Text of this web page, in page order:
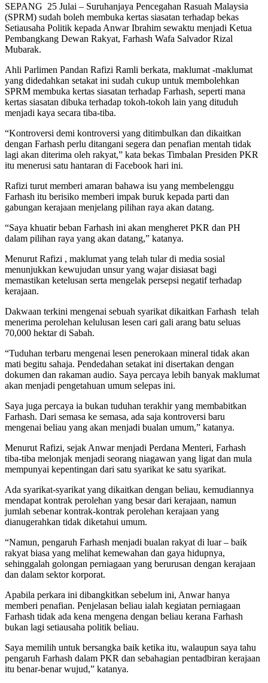
SEPANG 25 Julai – Suruhanjaya Pencegahan Rasuah Malaysia
(SPRM) sudah boleh membuka kertas siasatan terhadap bekas
Setiausaha Politik kepada Anwar Ibrahim sewaktu menjadi Ketua
Pembangkang Dewan Rakyat, Farhash Wafa Salvador Rizal
Mubarak.
Ahli Parlimen Pandan Rafizi Ramli berkata, maklumat -maklumat
yang didedahkan setakat ini sudah cukup untuk membolehkan
SPRM membuka kertas siasatan terhadap Farhash, seperti mana
kertas siasatan dibuka terhadap tokoh-tokoh lain yang dituduh
menjadi kaya secara tiba-tiba.
“Kontroversi demi kontroversi yang ditimbulkan dan dikaitkan
dengan Farhash perlu ditangani segera dan penafian mentah tidak
lagi akan diterima oleh rakyat,” kata bekas Timbalan Presiden PKR
itu menerusi satu hantaran di Facebook hari ini.
Rafizi turut memberi amaran bahawa isu yang membelenggu
Farhash itu berisiko memberi impak buruk kepada parti dan
gabungan kerajaan menjelang pilihan raya akan datang.
“Saya khuatir beban Farhash ini akan mengheret PKR dan PH
dalam pilihan raya yang akan datang,” katanya.
Menurut Rafizi , maklumat yang telah tular di media sosial
menunjukkan kewujudan unsur yang wajar disiasat bagi
memastikan ketelusan serta mengelak persepsi negatif terhadap
kerajaan.
Dakwaan terkini mengenai sebuah syarikat dikaitkan Farhash telah
menerima perolehan kelulusan lesen cari gali arang batu seluas
70,000 hektar di Sabah.
“Tuduhan terbaru mengenai lesen penerokaan mineral tidak akan
mati begitu sahaja. Pendedahan setakat ini disertakan dengan
dokumen dan rakaman audio. Saya percaya lebih banyak maklumat
akan menjadi pengetahuan umum selepas ini.
Saya juga percaya ia bukan tuduhan terakhir yang membabitkan
Farhash. Dari semasa ke semasa, ada saja kontroversi baru
mengenai beliau yang akan menjadi bualan umum,” katanya.
Menurut Rafizi, sejak Anwar menjadi Perdana Menteri, Farhash
tiba-tiba melonjak menjadi seorang niagawan yang ligat dan mula
mempunyai kepentingan dari satu syarikat ke satu syarikat.
Ada syarikat-syarikat yang dikaitkan dengan beliau, kemudiannya
mendapat kontrak perolehan yang besar dari kerajaan, namun
jumlah sebenar kontrak-kontrak perolehan kerajaan yang
dianugerahkan tidak diketahui umum.
“Namun, pengaruh Farhash menjadi bualan rakyat di luar – baik
rakyat biasa yang melihat kemewahan dan gaya hidupnya,
sehinggalah golongan perniagaan yang berurusan dengan kerajaan
dan dalam sektor korporat.
Apabila perkara ini dibangkitkan sebelum ini, Anwar hanya
memberi penafian. Penjelasan beliau ialah kegiatan perniagaan
Farhash tidak ada kena mengena dengan beliau kerana Farhash
bukan lagi setiausaha politik beliau.
Saya memilih untuk bersangka baik ketika itu, walaupun saya tahu
pengaruh Farhash dalam PKR dan sebahagian pentadbiran kerajaan
itu benar-benar wujud,” katanya.